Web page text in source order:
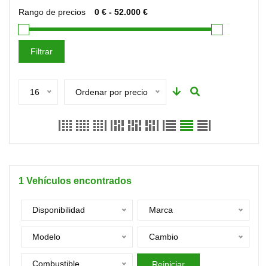
Rango de precios
Filtrar
16 Ordenar por precio
1 Vehículos encontrados
Disponibilidad Marca
Modelo Cambio
Combustible